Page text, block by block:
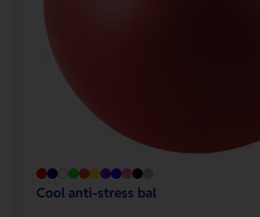
Cool anti-stress bal